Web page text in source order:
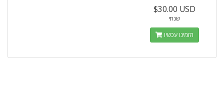
$30.00 USD
שנתי
הזמינו עכשיו